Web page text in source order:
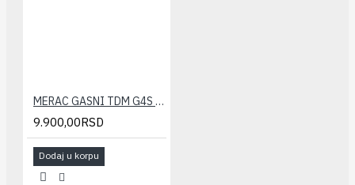
MERAC GASNI TDM G4S (verifikovan) 110mm
9.900,00RSD
Dodaj u korpu